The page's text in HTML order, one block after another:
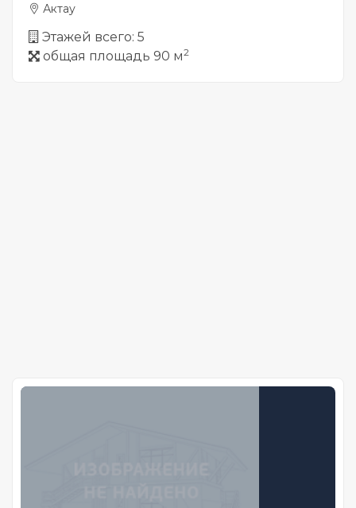
Актау
Этажей всего: 5
общая площадь 90 м2